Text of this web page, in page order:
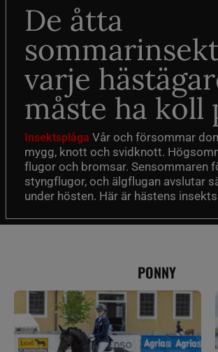
De åtta
varje
måste ha koll
Insektsplåga Vår och försommar
mygg, knott och svidknott.
flugor och bromsar. Sensommaren
styngflugor, och älgflugan avslutar
under hösten. Här är hästens
PONNY